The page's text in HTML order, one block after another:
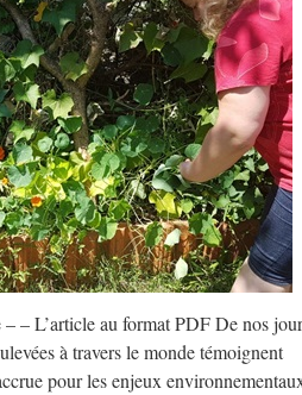
– L’article au format PDF De nos
à travers le monde témoignent
pour les enjeux